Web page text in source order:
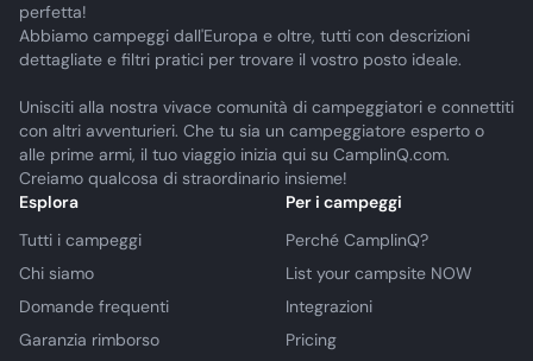
perfetta!
Abbiamo campeggi dall'Europa e oltre, tutti con descrizioni
dettagliate e filtri pratici per trovare il vostro posto ideale.
Unisciti alla nostra vivace comunità di campeggiatori e connettiti
con altri avventurieri. Che tu sia un campeggiatore esperto o
alle prime armi, il tuo viaggio inizia qui su CamplinQ.com.
Creiamo qualcosa di straordinario insieme!
Esplora
Tutti i campeggi
Chi siamo
Domande frequenti
Garanzia rimborso
Per i campeggi
Perché CamplinQ?
List your campsite NOW
Integrazioni
Pricing